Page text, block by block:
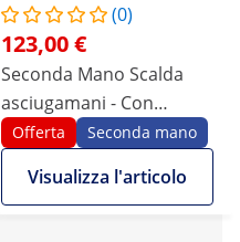
(0)
123,00 €
Seconda Mano Scalda
asciugamani - Con
sterilizzazione UV - 70 °C -
450 W - 32 L
Offerta Seconda mano
Visualizza l'articolo